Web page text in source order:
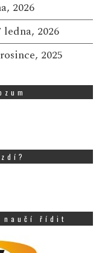
2026
ledna, 2026
2025
naučí řídit